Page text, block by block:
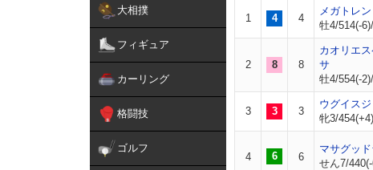
大相撲
フィギュア
カーリング
格闘技
ゴルフ
1 4 4
メガトレン
牡4/514(-
2 8 8
カオリエ
サ
牡4/554(-
3 3 3
ウグイスジ
牝3/454(+4)
4 6 6
マサグッ
せん7/